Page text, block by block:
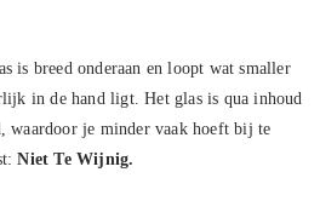
is breed onderaan en loopt wat smaller
in de hand ligt. Het glas is qua inhoud
waardoor je minder vaak hoeft bij te
Niet Te Wijnig.